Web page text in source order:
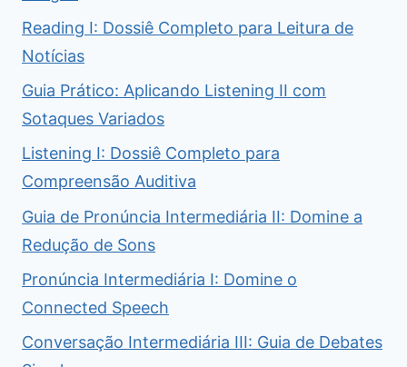
Reading I: Dossiê Completo para Leitura de
Notícias
Guia Prático: Aplicando Listening II com
Sotaques Variados
Listening I: Dossiê Completo para
Compreensão Auditiva
Guia de Pronúncia Intermediária II: Domine a
Redução de Sons
Pronúncia Intermediária I: Domine o
Connected Speech
Conversação Intermediária III: Guia de Debates